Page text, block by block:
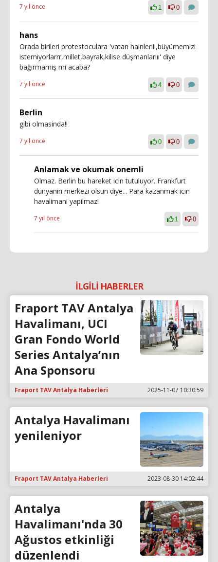
7 yıl önce 1 0
hans
Orada birileri protestoculara 'vatan hainleriii,büyümemizi
istemiyorlarrr,millet,bayrak,kilise düşmanlarııı' diye
bağırmamış mı acaba?
7 yıl önce 4 0
Berlin
gibi olmasinda!!
7 yıl önce 0 0
Anlamak ve okumak onemli
Olmaz. Berlin bu hareket icin tutuluyor. Frankfurt
dunyanin merkezi olsun diye... Para kazanmak icin
havalimani yapilmaz!
7 yıl önce 1 0
İLGİLİ HABERLER
Fraport TAV Antalya
Havalimanı, UCI
Gran Fondo World
Series Antalya’nın
Ana Sponsoru
Fraport TAV Antalya Haberleri 2025-11-07 10:30:59
Antalya Havalimanı
yenileniyor
Fraport TAV Antalya Haberleri 2023-08-30 14:02:44
Antalya
Havalimanı'nda 30
Ağustos etkinliği
düzenlendi